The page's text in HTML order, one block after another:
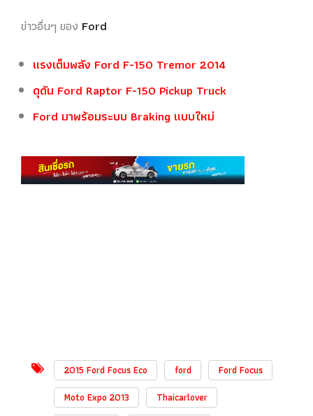
ข่าวอื่นๆ ของ Ford
แรงเต็มพลัง Ford F-150 Tremor 2014
ดุดัน Ford Raptor F-150 Pickup Truck
Ford มาพร้อมระบบ Braking แบบใหม่
2015 Ford Focus Eco ford
Ford Focus
Moto Expo 2013
Thaicarlover